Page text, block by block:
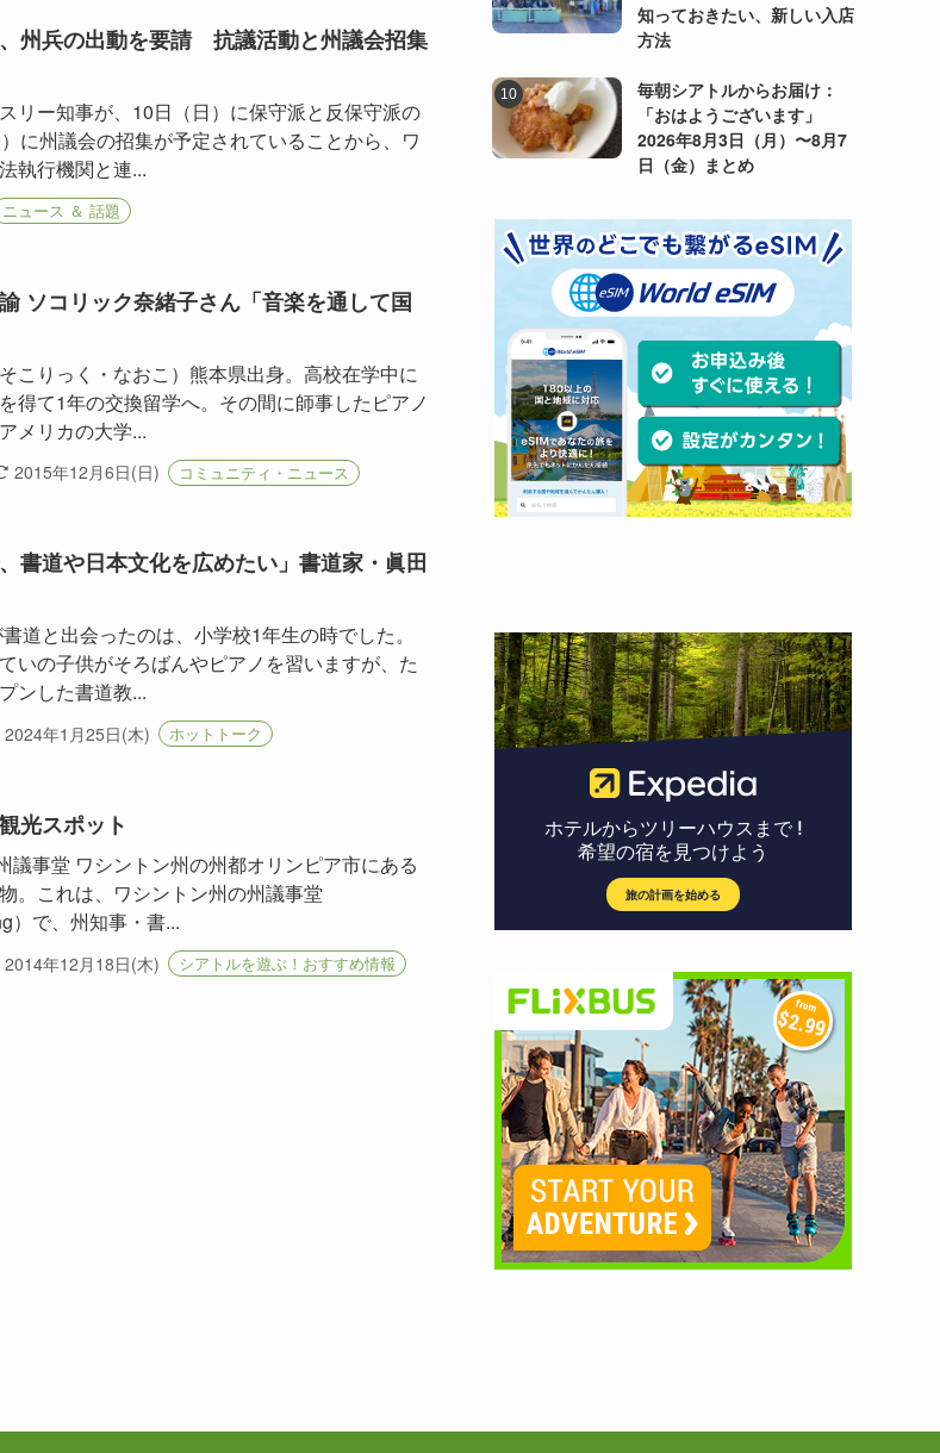
州兵の出動を要請 抗議活動と州議会招集
リー知事が、10日（日）に保守派と反保守派の
に州議会の招集が予定されていることから、ワ
執行機関と連...
ニュース ＆ 話題
ソコリック奈緒子さん「音楽を通して国
こりっく・なおこ）熊本県出身。高校在学中に
得て1年の交換留学へ。その間に師事したピアノ
メリカの大学...
2015年12月6日(日) コミュニティ・ニュース
書道や日本文化を広めたい」書道家・眞田
道と出会ったのは、小学校1年生の時でした。
いの子供がそろばんやピアノを習いますが、た
ンした書道教...
2024年1月25日(木) ホットトーク
光スポット
議事堂 ワシントン州の州都オリンピア市にある
。これは、ワシントン州の州議事堂
）で、州知事・書...
2014年12月18日(木) シアトルを遊ぶ！おすすめ情報
知っておきたい、新しい入店
方法
毎朝シアトルからお届け：
「おはようございます」
2026年8月3日（月）〜8月7
日（金）まとめ